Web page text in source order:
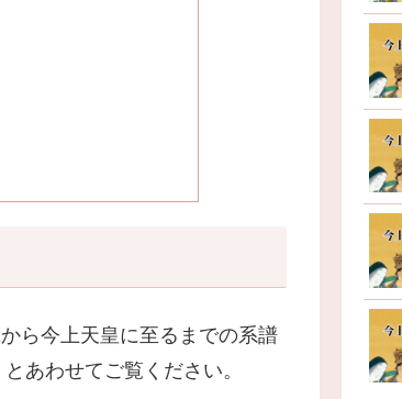
ら今上天皇に至るまでの系譜
とあわせてご覧ください。